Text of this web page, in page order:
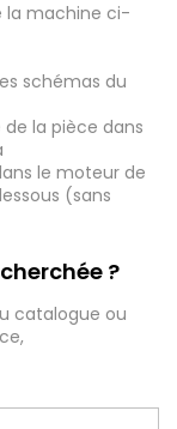
la machine ci-
schémas du
la pièce dans
le moteur de
(sans
?
catalogue ou